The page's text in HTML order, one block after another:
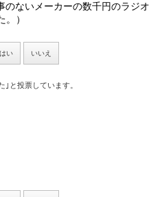
のないメーカーの数千円のラジオ
）
はい いいえ
｣と投票しています。